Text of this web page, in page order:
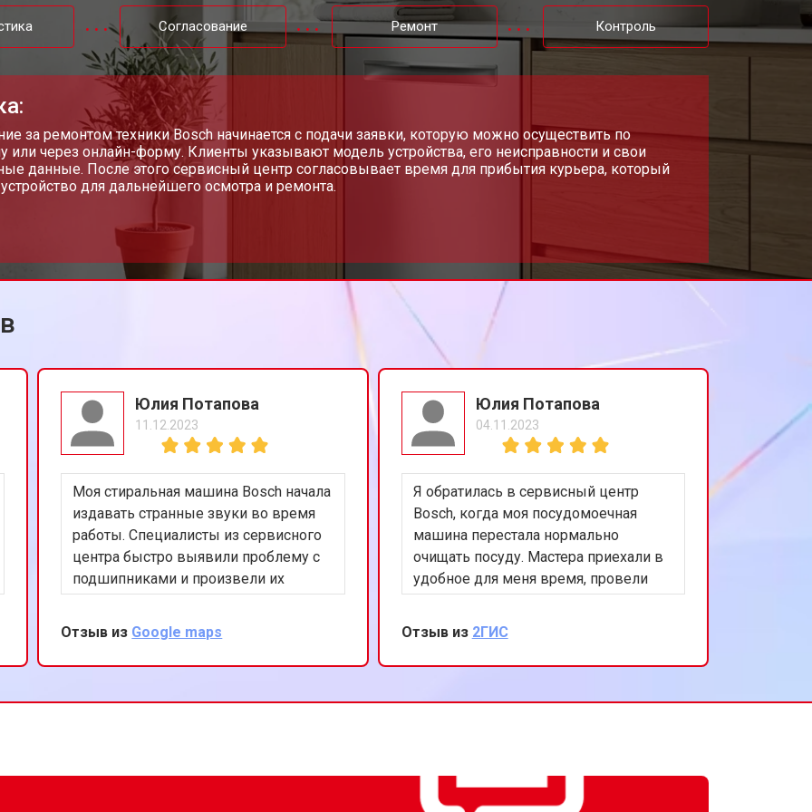
от 50 мин от 1600 ₽ Заказать
от 1000 ₽
от 40 мин от 850 ₽ Заказать
от 70 мин
от 1600 ₽
протечек от 70 мин от 1800 ₽ Заказать
от 40 мин от 1200 ₽ Заказать
от 50 мин от 1100 ₽
от 2450 ₽
от 60 мин от 1550 ₽
Согласование Ремонт Контроль
за ремонтом техники Bosch начинается с подачи заявки, которую можно осуществить по
или через онлайн-форму. Клиенты указывают модель устройства, его неисправности и свои
данные. После этого сервисный центр согласовывает время для прибытия курьера, который
для дальнейшего осмотра и ремонта.
Юлия Потапова
11.12.2023
Моя стиральная машина Bosch начала
издавать странные звуки во время
работы. Специалисты из сервисного
центра быстро выявили проблему с
подшипниками и произвели их
замену. Работа была выполнена
аккуратно и эффективно. Теперь
машина работает тихо и без
нареканий. Благодарю за ваш
Отзыв из Google maps
Юлия Потапова
04.11.2023
Я обратилась в сервисный центр
Bosch, когда моя посудомоечная
машина перестала нормально
очищать посуду. Мастера приехали в
удобное для меня время, провели
диагностику и заменили распылитель
воды. Теперь машина работает как
новая. Спасибо за вашу
внимательность и качественный
Отзыв из 2ГИС